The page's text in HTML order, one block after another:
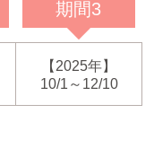
期間3
【2025年】
10/1～12/10